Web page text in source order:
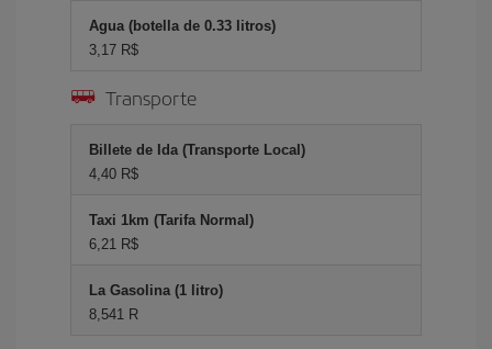
Agua (botella de 0.33 litros)
3,17 R$
Transporte
Billete de Ida (Transporte Local)
4,40 R$
Taxi 1km (Tarifa Normal)
6,21 R$
La Gasolina (1 litro)
8,541 R